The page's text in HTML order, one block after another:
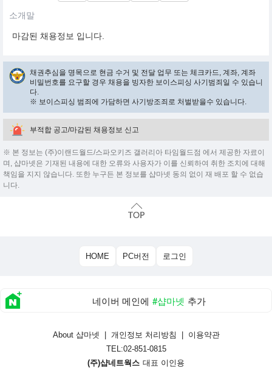
소개말
마감된 채용정보 입니다.
채권추심을 명목으로 현금 수거 및 전달 업무 또는 체크카드, 계좌, 계좌
비밀번호를 요구할 경우 채용을 빙자한 보이스피싱 사기범죄일 수 있습니
다.
※ 보이스피싱 범죄에 가담하면 사기방조죄로 처벌받을수 있습니다.
부적합 공고/마감된 채용정보 신고
※ 본 정보는 (주)이랜드월드/스파오키즈 갤러리아 타임월드점 에서 제공한 자료이
며, 샵마넷은 기재된 내용에 대한 오류와 사용자가 이를 신뢰하여 취한 조치에 대해
책임을 지지 않습니다. 또한 누구든 본 정보를 샵마넷 동의 없이 재 배포 할 수 없습
니다.
HOME PC버전 로그인
네이버 메인에 #샵마넷 추가
About 샵마넷 개인정보 처리방침
이용약관
TEL:02-851-0815
(주)샵네트웍스 대표 이인용